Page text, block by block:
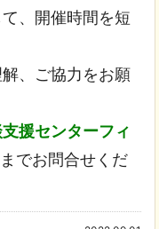
、開催時間を短
、ご協力をお願
援センターフィ
までお問合せくだ